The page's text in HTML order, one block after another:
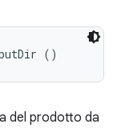
()
del prodotto da